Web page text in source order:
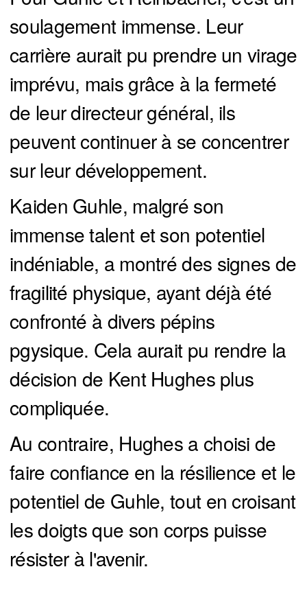
soulagement immense. Leur
carrière aurait pu prendre un virage
imprévu, mais grâce à la fermeté
de leur directeur général, ils
peuvent continuer à se concentrer
sur leur développement.
Kaiden Guhle, malgré son
immense talent et son potentiel
indéniable, a montré des signes de
fragilité physique, ayant déjà été
confronté à divers pépins
pgysique. Cela aurait pu rendre la
décision de Kent Hughes plus
compliquée.
Au contraire, Hughes a choisi de
faire confiance en la résilience et le
potentiel de Guhle, tout en croisant
les doigts que son corps puisse
résister à l'avenir.